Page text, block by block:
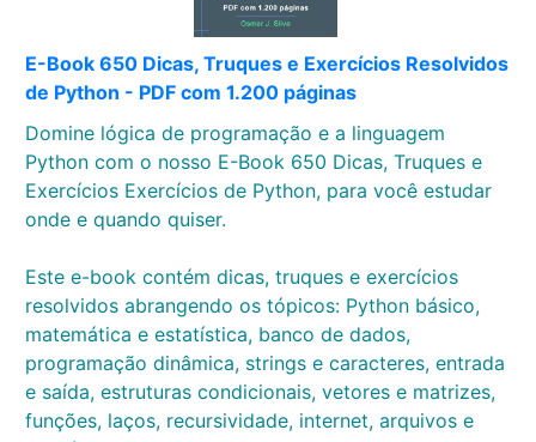
E-Book 650 Dicas, Truques e Exercícios Resolvidos
de Python - PDF com 1.200 páginas
Domine lógica de programação e a linguagem
Python com o nosso E-Book 650 Dicas, Truques e
Exercícios Exercícios de Python, para você estudar
onde e quando quiser.
Este e-book contém dicas, truques e exercícios
resolvidos abrangendo os tópicos: Python básico,
matemática e estatística, banco de dados,
programação dinâmica, strings e caracteres, entrada
e saída, estruturas condicionais, vetores e matrizes,
funções, laços, recursividade, internet, arquivos e